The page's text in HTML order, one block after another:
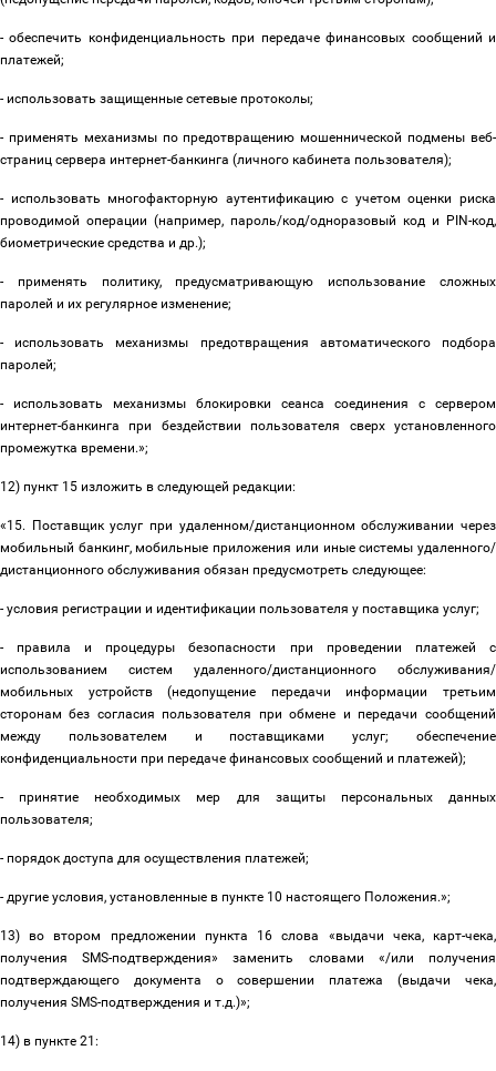
- обеспечить конфиденциальность при передаче финансовых сообщений и
платежей;
- использовать защищенные сетевые протоколы;
- применять механизмы по предотвращению мошеннической подмены веб-
страниц сервера интернет-банкинга (личного кабинета пользователя);
- использовать многофакторную аутентификациюс учетом оценки риска
проводимой операции (например, пароль/код/одноразовый код и PIN-код,
биометрические средства и др.);
- применять политику, предусматривающую использование сложных
паролей и их регулярное изменение;
- использовать механизмы предотвращения автоматического подбора
паролей;
- использовать механизмы блокировки сеанса соединения с сервером
интернет-банкинга при бездействии пользователя сверх установленного
промежутка времени.»;
12) пункт 15 изложить в следующей редакции:
«15. Поставщик услуг при удаленном/дистанционном обслуживании через
мобильный банкинг, мобильные приложения или иные системы удаленного/
дистанционного обслуживания обязан предусмотреть следующее:
- условия регистрации и идентификации пользователя у поставщика услуг;
- правила и процедуры безопасности при проведении платежей с
использованием систем удаленного/дистанционного обслуживания/
мобильных устройств (недопущение передачи информации третьим
сторонам без согласия пользователя при обмене и передачи сообщений
между пользователем и поставщиками услуг; обеспечение
конфиденциальности при передаче финансовых сообщений и платежей);
- принятие необходимых мер для защиты персональных данных
пользователя;
- порядок доступа для осуществления платежей;
- другие условия, установленные в пункте 10 настоящего Положения.»;
13) во втором предложении пункта 16 слова «выдачи чека, карт-чека,
получения SMS-подтверждения» заменить словами «/или получения
подтверждающего документа о совершении платежа (выдачи чека,
получения SMS-подтверждения и т.д.)»;
14) в пункте 21: